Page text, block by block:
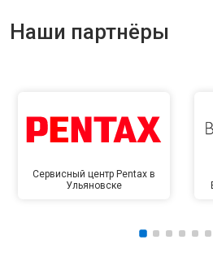
Наши партнёры
Сервисный центр Pentax в
Ульяновске